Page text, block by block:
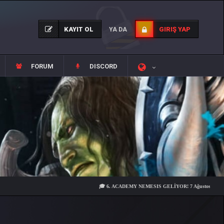
KAYIT OL YA DA GIRIŞ YAP
FORUM DISCORD
🎓 6. ACADEMY NEMESIS GELİYOR! 7 Ağustos Cuma